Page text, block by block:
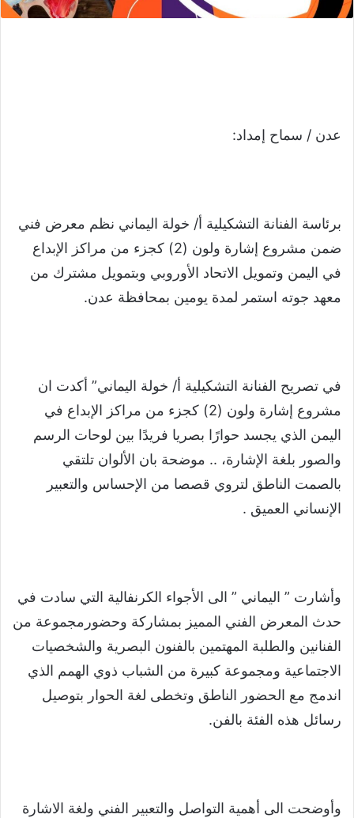
عدن / سماح إمداد:
برئاسة الفنانة التشكيلية أ/ خولة اليماني نظم معرض فني
ضمن مشروع إشارة ولون (2) كجزء من مراكز الإبداع
في اليمن وتمويل الاتحاد الأوروبي وبتمويل مشترك من
معهد جوته استمر لمدة يومين بمحافظة عدن.
في تصريح الفنانة التشكيلية أ/ خولة اليماني” أكدت ان
مشروع إشارة ولون (2) كجزء من مراكز الإبداع في
اليمن الذي يجسد حوارًا بصريا فريدًا بين لوحات الرسم
والصور بلغة الإشارة، .. موضحة بان الألوان تلتقي
بالصمت الناطق لتروي قصصا من الإحساس والتعبير
الإنساني العميق .
وأشارت ” اليماني ” الى الأجواء الكرنفالية التي سادت في
حدث المعرض الفني المميز بمشاركة وحضورمجموعة من
الفنانين والطلبة المهتمين بالفنون البصرية والشخصيات
الاجتماعية ومجموعة كبيرة من الشباب ذوي الهمم الذي
اندمج مع الحضور الناطق وتخطى لغة الحوار بتوصيل
رسائل هذه الفئة بالفن.
وأوضحت الى أهمية التواصل والتعبير الفني ولغة الاشارة